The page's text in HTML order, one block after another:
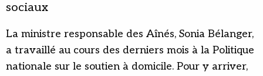
sociaux
La ministre responsable des Aînés, Sonia Bélanger,
a travaillé au cours des derniers mois à la Politique
nationale sur le soutien à domicile. Pour y arriver,